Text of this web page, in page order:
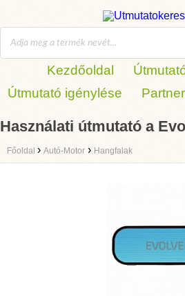
Kezdőoldal
Útmutató igénylése
Használati útmutató a
Főoldal › Autó-Motor › Hangfalak